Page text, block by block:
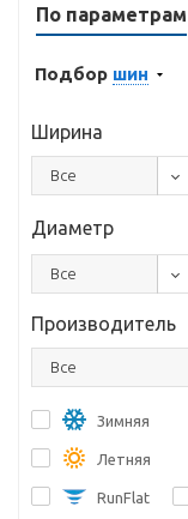
По параметрам
Подбор шин
Ширина
Все
Диаметр
Все
Производитель
Все
Зимняя
Летняя
RunFlat